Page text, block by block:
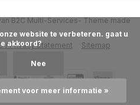
/ Privacy Statement Sitemap
B2C Multi-Services- Theme made
akkoord?
Nee
voor meer informatie »